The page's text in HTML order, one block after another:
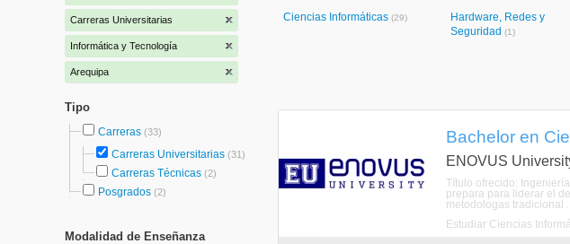
Carreras Universitarias
Informática y Tecnología
Arequipa
Tipo
Carreras (33)
Carreras Universitarias (31)
Carreras Técnicas (2)
Posgrados (2)
Modalidad de Enseñanza
Ciencias Informáticas (29)
Hardware, Redes y
Seguridad (1)
Bachelor en
ENOVUS
Título ofrecido:
prepara para liderar el
metodologas tradicional
Estudiar Ciencias